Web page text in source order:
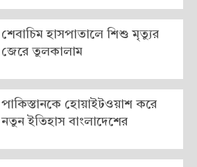
শেবাচিম হাসপাতালে শিশু মৃত্যুর
জেরে তুলকালাম
পাকিস্তানকে হোয়াইটওয়াশ করে
নতুন ইতিহাস বাংলাদেশের